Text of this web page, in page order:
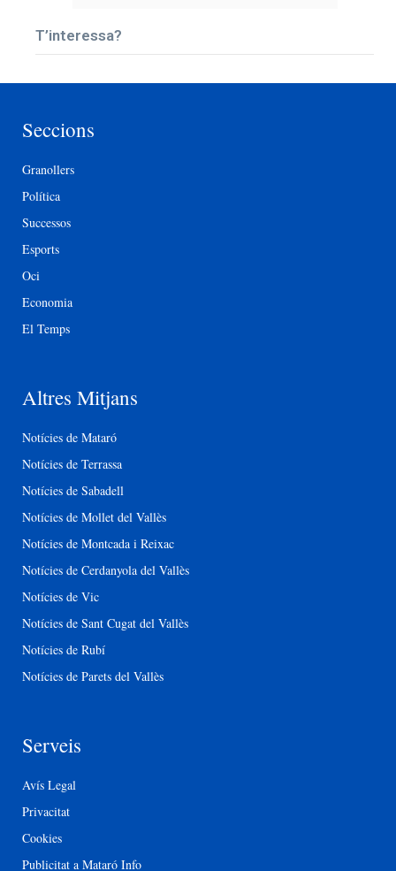
T’interessa?
Seccions
Granollers
Política
Successos
Esports
Oci
Economia
El Temps
Altres Mitjans
Notícies de Mataró
Notícies de Terrassa
Notícies de Sabadell
Notícies de Mollet del Vallès
Notícies de Montcada i Reixac
Notícies de Cerdanyola del Vallès
Notícies de Vic
Notícies de Sant Cugat del Vallès
Notícies de Rubí
Notícies de Parets del Vallès
Serveis
Avís Legal
Privacitat
Cookies
Publicitat a Mataró Info